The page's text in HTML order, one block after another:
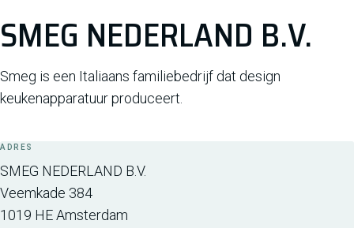
SMEG NEDERLAND B.V.
Smeg is een Italiaans familiebedrijf dat design
keukenapparatuur produceert.
ADRES
SMEG NEDERLAND B.V.
Veemkade 384
1019 HEAmsterdam